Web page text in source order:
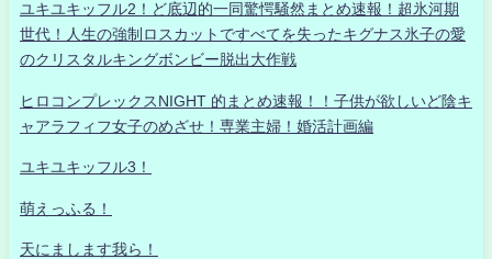
ユキユキッフル2！ど底辺的一同驚愕騒然まとめ速報！超氷河期
世代！人生の強制ロスカットですべてを失ったキグナス氷子の愛
のクリスタルキングボンビー脱出大作戦
ヒロコンプレックスNIGHT 的まとめ速報！！子供が欲しいど陰キ
ャアラフィフ女子のめざせ！専業主婦！婚活計画編
ユキユキッフル3！
萌えっふる！
天にまします我ら！